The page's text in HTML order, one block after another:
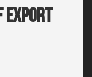
Export